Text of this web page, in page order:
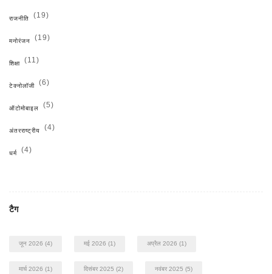
राजनीति (19)
मनोरंजन (19)
शिक्षा (11)
टेक्नोलॉजी (6)
ऑटोमोबाइल (5)
अंतरराष्ट्रीय (4)
धर्म (4)
टैग
जून 2026 (4) मई 2026 (1) अप्रैल 2026 (1)
मार्च 2026 (1) दिसंबर 2025 (2) नवंबर 2025 (5)